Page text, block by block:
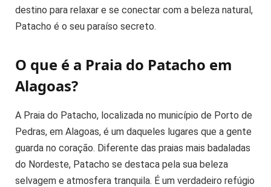
destino para relaxar e se conectar com a beleza natural,
Patacho é o seu paraíso secreto.
O que é a Praia do Patacho em
Alagoas?
A Praia do Patacho, localizada no município de Porto de
Pedras, em Alagoas, é um daqueles lugares que a gente
guarda no coração. Diferente das praias mais badaladas
do Nordeste, Patacho se destaca pela sua beleza
selvagem e atmosfera tranquila. É um verdadeiro refúgio